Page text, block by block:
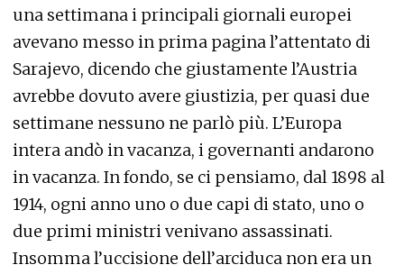
una settimana i principali giornali europei
avevano messo in prima pagina l’attentato di
Sarajevo, dicendo che giustamente l’Austria
avrebbe dovuto avere giustizia, per quasi due
settimane nessuno ne parlò più. L’Europa
intera andò in vacanza, i governanti andarono
in vacanza. In fondo, se ci pensiamo, dal 1898 al
1914, ogni anno uno o due capi di stato, uno o
due primi ministri venivano assassinati.
Insomma l’uccisione dell’arciduca non era un